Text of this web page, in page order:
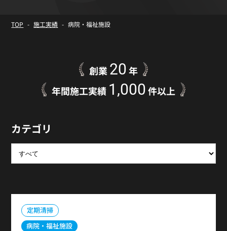
TOP 施工実績 病院・福祉施設
創業 20年
年間施工実績 1,000件以上
カテゴリ
定期清掃
病院・福祉施設